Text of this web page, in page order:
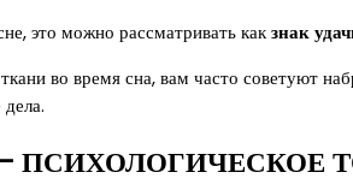
это можно рассматривать какзнак
во время сна, вам часто советуют
ПСИХОЛОГИЧЕСКОЕ